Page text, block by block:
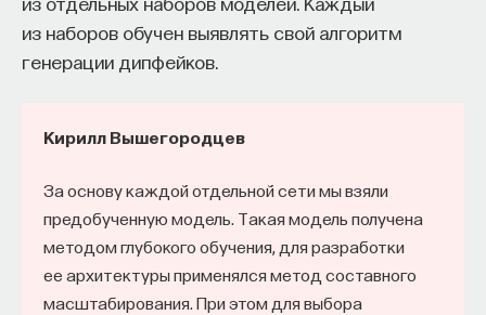
из наборов обучен выявлять свой алгоритм
генерации дипфейков.
Кирилл Вышегородцев
За основу каждой отдельной сети мы взяли
предобученную модель. Такая модель получена
методом глубокого обучения, для разработки
ее архитектуры применялся метод составного
масштабирования. При этом для выбора